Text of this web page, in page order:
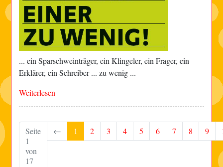
... ein Sparschweinträger, ein Klingeler, ein Frager, ein
Erklärer, ein Schreiber ... zu wenig ...
Weiterlesen
Seite
1
von
17
← 1 2 3 4 5 6 7 8 9